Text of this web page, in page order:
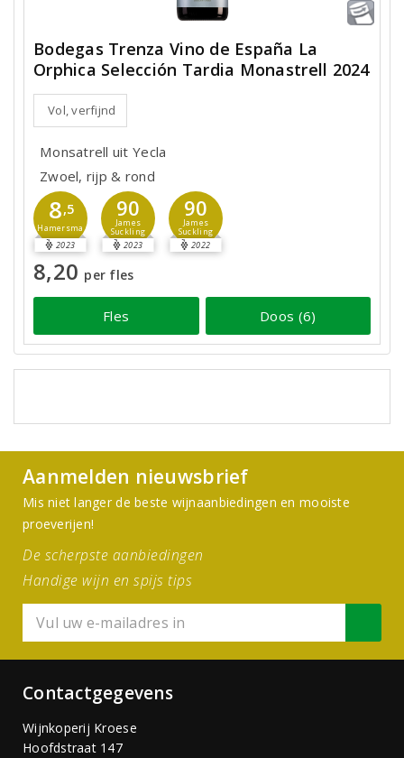
Bodegas Trenza Vino de España La
Orphica Selección Tardia Monastrell 2024
Vol, verfijnd
Monsatrell uit Yecla
Zwoel, rijp & rond
8,5
Hamersma
2023
90
James
Suckling
2023
90
James
Suckling
2022
8,20 per fles
Fles Doos (6)
Aanmelden nieuwsbrief
Mis niet langer de beste wijnaanbiedingen en mooiste
proeverijen!
De scherpste aanbiedingen
Handige wijn en spijs tips
Contactgegevens
Wijnkoperij Kroese
Hoofdstraat 147